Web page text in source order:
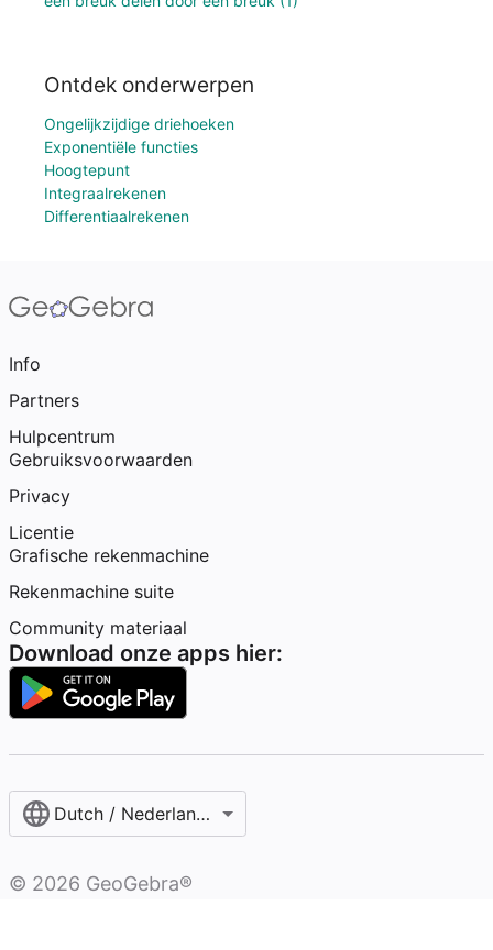
Ontdek onderwerpen
Ongelijkzijdige driehoeken
Exponentiële functies
Hoogtepunt
Integraalrekenen
Differentiaalrekenen
Info
Partners
Hulpcentrum
Gebruiksvoorwaarden
Privacy
Licentie
Grafische rekenmachine
Rekenmachine suite
Community materiaal
Download onze apps hier:
Dutch / Nederlands‎ (België)‎
© 2026 GeoGebra®